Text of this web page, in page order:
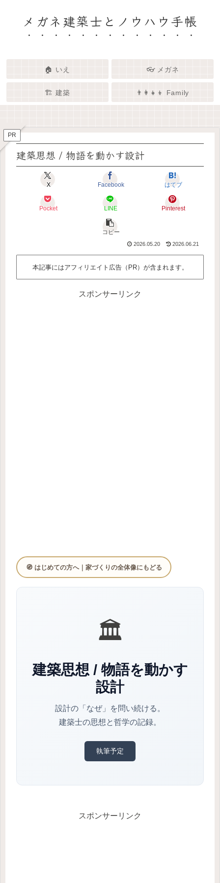
メガネ建築士とノウハウ手帳
🏠 いえ 👓 メガネ
🏗️ 建築 👨‍👩‍👧‍👦 Family
🏠✨ 建築士と考える「いい家」
👓✨ メガネの奥にある「わたし
🏗️✨ 建築 × エンタメで、暮らし
👨‍👩‍👧🌿 Family – 暮らしを育て
PR
建築思想 / 物語を動かす設計
X Facebook はてブ
Pocket LINE Pinterest
コピー
2026.05.20 2026.06.21
本記事にはアフィリエイト広告（PR）が含まれます。
スポンサーリンク
🧭 はじめての方へ｜家づくりの全体像にもどる
🏛️
建築思想 / 物語を動かす
設計
設計の「なぜ」を問い続ける。
建築士の思想と哲学の記録。
執筆予定
スポンサーリンク